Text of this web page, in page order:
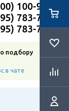
100-91-12
783-72-87
783-72-87
подбору
в чате